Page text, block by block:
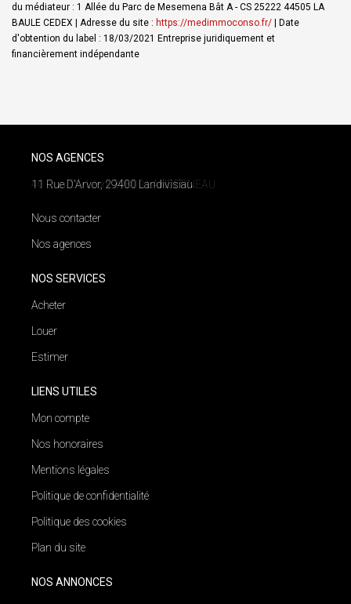
du médiateur : 1 Allée du Parc de Mesemena Bât A - CS 25222 44505 LA
BAULE CEDEX | Adresse du site : https://medimmoconso.fr/ | Date
d'obtention du label : 18/03/2021 Entreprise juridiquement et
financièrement indépendante
NOS AGENCES
11 Rue D'Arvor, 29400 Landivisiau
Nous contacter
Nos agences
NOS SERVICES
Acheter
Louer
Estimer
LIENS UTILES
Mon compte
Nos honoraires
Mentions légales
Politique de confidentialité
Politique des cookies
Plan du site
NOS ANNONCES